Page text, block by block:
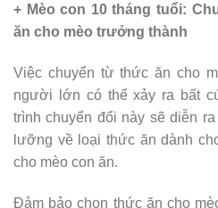
+ Mèo con 10 tháng tuổi:
ăn cho mèo trưởng thành
Việc chuyển từ thức ăn cho
người lớn có thể xảy ra bất
trình chuyển đổi này sẽ diễn
lưỡng về loại thức ăn dành
cho mèo con ăn.
Đảm bảo chọn thức ăn cho